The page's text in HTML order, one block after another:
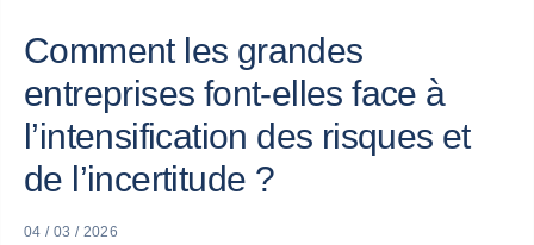
Comment les grandes
entreprises font-elles face à
l’intensification des risques et
de l’incertitude ?
04 / 03 / 2026